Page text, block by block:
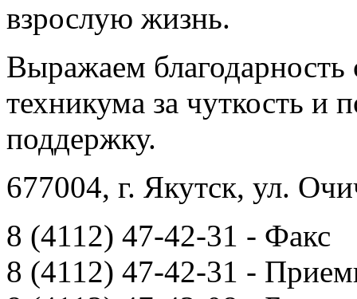
взрослую жизнь.
Выражаем благодарность
техникума за чуткость и
поддержку.
677004, г. Якутск, ул.
8 (4112) 47-42-31 - Факс
8 (4112) 47-42-31 -